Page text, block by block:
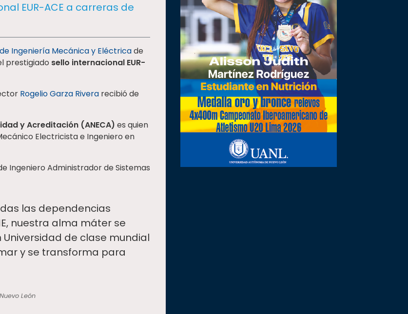
EUR-ACE a carreras de
Ingeniería Mecánica y Eléctricade
prestigiado sello internacional EUR-
Rogelio Garza Rivera recibió de
y Acreditación (ANECA) es quien
Electricista e Ingeniero en
Ingeniero Administrador de Sistemas
las dependencias
nuestra alma máter se
de clase mundial
y se transforma para
León